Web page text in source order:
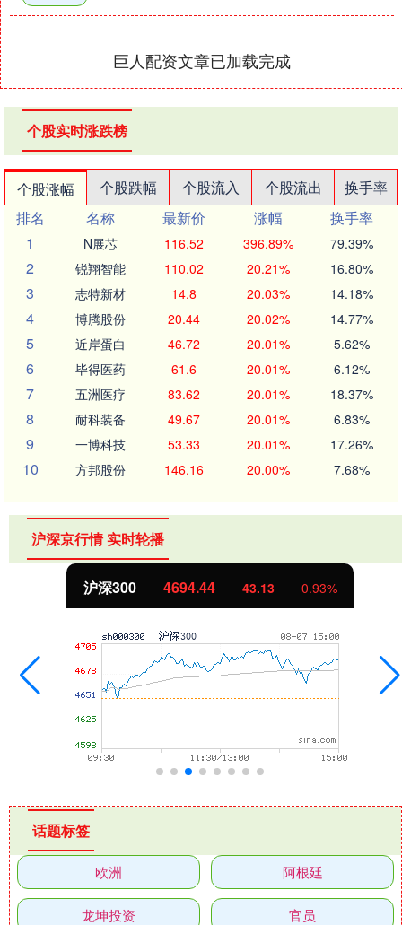
巨人配资文章已加载完成
个股实时涨跌榜
个股涨幅 个股跌幅 个股流入 个股流出
换手率
排名
名称 最新价 涨幅
换手率
1
N展芯 116.52 396.89% 79.39%
2 锐翔智能 110.02 20.21% 16.80%
3 志特新材 14.8 20.03% 14.18%
4 博腾股份 20.44 20.02% 14.77%
5 近岸蛋白 46.72 20.01% 5.62%
6 毕得医药 61.6 20.01% 6.12%
7 五洲医疗 83.62 20.01% 18.37%
8 耐科装备 49.67 20.01% 6.83%
9 一博科技 53.33 20.01% 17.26%
10 方邦股份 146.16 20.00% 7.68%
沪深京行情 实时轮播
沪深300 4694.44 43.13 0.93%
话题标签
欧洲 阿根廷
龙坤投资 官员